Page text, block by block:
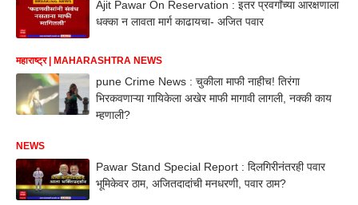
Ajit Pawar On Reservation : इतर प्रवर्गांच्या आरक्षणाला
धक्का न लावता मार्ग काढायचा- अजित पवार
महाराष्ट्र | MAHARASHTRA NEWS
pune Crime News : चुकीला माफी नाहीच! तिरंगा
भिरकवणाऱ्या गायिकेला अखेर माफी मागावी लागली, नक्की काय
म्हणाली?
NEWS
Pawar Stand Special Report : दिलगिरीनंतरही पवार
भूमिकेवर ठाम, अजितदादांची मनधरणी, पवार ठाम?